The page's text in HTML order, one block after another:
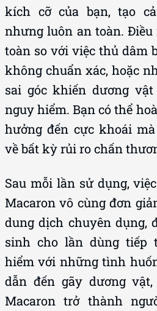
kích cỡ của bạn, tạo
nhưng luôn an toàn.
toàn so với việc thủ dâm
không chuẩn xác, hoặc
sai góc khiến dương
nguy hiểm. Bạn có thể
hưởng đến cực khoái
về bất kỳ rủi ro chấn
Sau mỗi lần sử dụng,
Macaron vô cùng đơn
dung dịch chuyên dụng,
sinh cho lần dùng tiếp
hiểm với những tình
dẫn đến gãy dương vật,
Macaron trở thành